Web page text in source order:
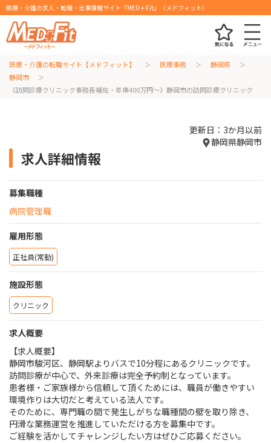
医療・介護の求人・転職・仕事情報サイト『MED＋Fit』（メドフィット）
医療・介護の転職サイト【メドフィット】 医療事務
静岡県
静岡市
《訪問診療クリニック事務長補佐・年俸400万円～》静岡市の訪問診療クリニック
更新日：3か月以前
静岡県静岡市
求人詳細情報
募集職種
病院管理職
雇用形態
正社員(常勤)
施設形態
クリニック
求人概要
【求人概要】
静岡市駿河区、静岡駅よりバスで10分程にあるクリニックです。
訪問診療が中心で、外来診療は完全予約制となっています。
患者様・ご家族様から信頼して頂くためには、職員が働きやすい
環境作りは大切だと考えている法人です。
そのために、専門職の間で発生しがちな職種間の壁を取り除き、
円滑な業務運営を推進していただける方を募集中です。
ご経験を活かしてチャレンジしたい方はぜひご応募ください。